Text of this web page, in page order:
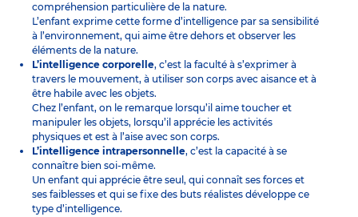
compréhension particulière de la nature.
L’enfant exprime cette forme d’intelligence par sa sensibilité
à l’environnement, qui aime être dehors et observer les
éléments de la nature.
L’intelligence corporelle, c’est la faculté à s’exprimer à
travers le mouvement, à utiliser son corps avec aisance et à
être habile avec les objets.
Chez l’enfant, on le remarque lorsqu’il aime toucher et
manipuler les objets, lorsqu’il apprécie les activités
physiques et est à l’aise avec son corps.
L’intelligence intrapersonnelle, c’est la capacité à se
connaître bien soi-même.
Un enfant qui apprécie être seul, qui connaît ses forces et
ses faiblesses et qui se fixe des buts réalistes développe ce
type d’intelligence.